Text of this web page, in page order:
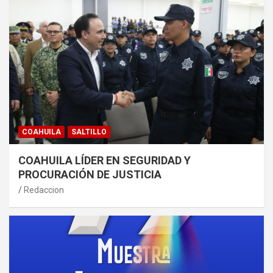
COAHUILA SALTILLO
COAHUILA LÍDER EN SEGURIDAD Y
PROCURACIÓN DE JUSTICIA
Redaccion